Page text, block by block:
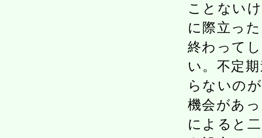
ことない
に際立っ
終わって
い。不定
らないの
機会があ
によると